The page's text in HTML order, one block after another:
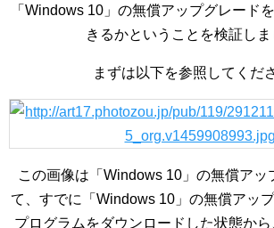
「Windows 10」の無償アップグレード
きるかということを検証しま
まずは以下を参照してくだ
この画像は「Windows 10」の無償アッ
て、すでに「Windows 10」の無償アッ
プログラムをダウンロードした状態か